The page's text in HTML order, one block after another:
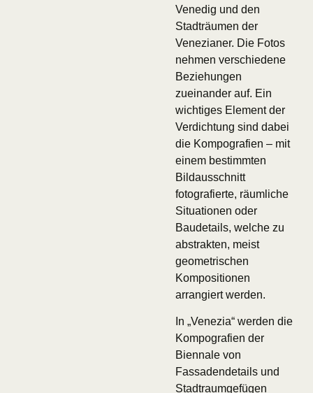
Venedig und den
Stadträumen der
Venezianer. Die Fotos
nehmen verschiedene
Beziehungen
zueinander auf. Ein
wichtiges Element der
Verdichtung sind dabei
die Kompografien – mit
einem bestimmten
Bildausschnitt
fotografierte, räumliche
Situationen oder
Baudetails, welche zu
abstrakten, meist
geometrischen
Kompositionen
arrangiert werden.
In „Venezia“ werden die
Kompografien der
Biennale von
Fassadendetails und
Stadtraumgefügen